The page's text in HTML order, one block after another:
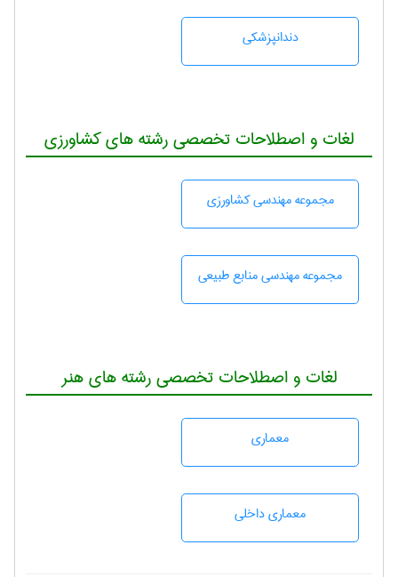
دندانپزشكی
لغات و اصطلاحات تخصصی رشته های کشاورزی
مجموعه مهندسی كشاورزی
مجموعه مهندسی منابع طبيعی
لغات و اصطلاحات تخصصی رشته های هنر
معماری
معماری داخلی